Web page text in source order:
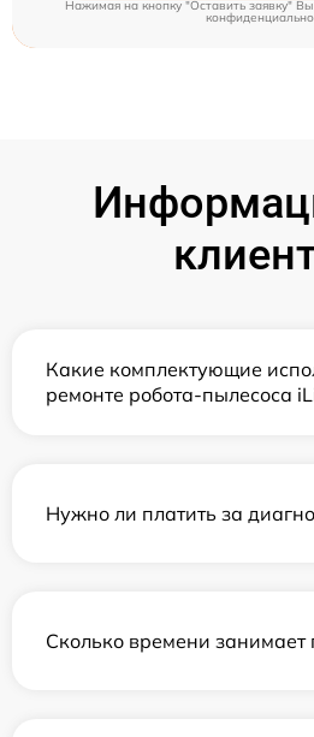
Нажимая на кнопку "Оставить заявку"
Какие комплектующие
ремонте робота-пылесоса
Нужно ли платить за
Сколько времени занимает